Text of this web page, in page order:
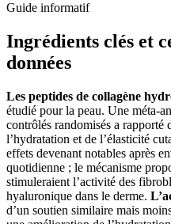
Guide informatif
Ingrédients clés et
données
Les peptides de collagène
étudié pour la peau. Une méta-
contrôlés randomisés a
l’hydratation et de l’élasticité
effets devenant notables après
quotidienne ; le mécanisme
stimuleraient l’activité des
hyaluronique dans le derme.
d’un soutien similaire mais